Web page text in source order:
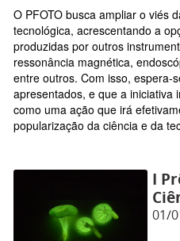
O PFOTO busca ampliar o viés
tecnológica, acrescentando a
produzidas por outros
ressonância magnética,
entre outros. Com isso, espera-
apresentados, e que a iniciativa
como uma ação que irá
popularização da ciência e da
I
01/